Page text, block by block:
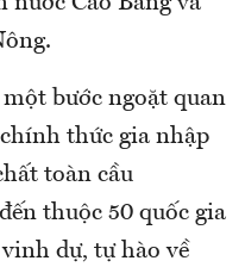
bước ngoặt quan
thức gia nhập
toàn cầu
thuộc 50 quốc gia
dự, tự hào về